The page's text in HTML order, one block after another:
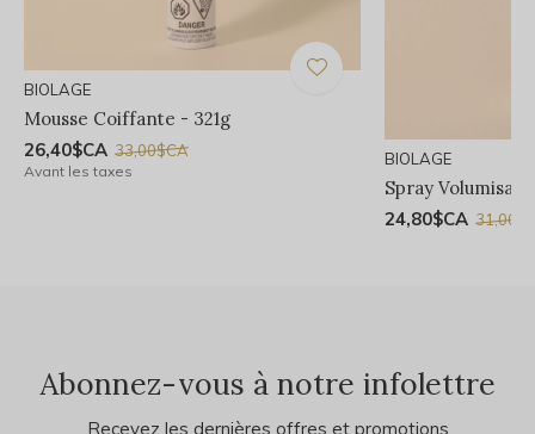
BIOLAGE
Mousse Coiffante - 321g
26,40$CA 33,00$CA
Avant les taxes
BIOLAGE
Spray
24,80$CA
Abonnez-vous à notre infolettre
Recevez les dernières offres et promotions